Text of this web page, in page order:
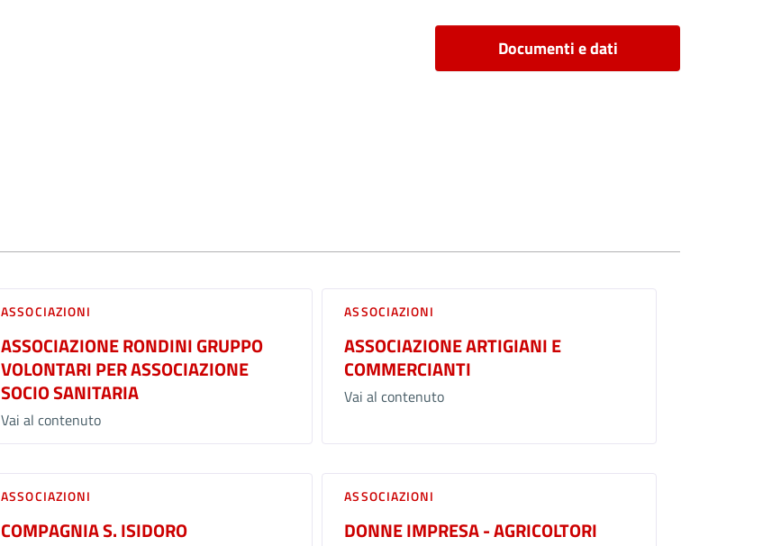
Documenti e dati
ASSOCIAZIONI
ASSOCIAZIONE RONDINI GRUPPO
VOLONTARI PER ASSOCIAZIONE
SOCIO SANITARIA
Vai al contenuto
ASSOCIAZIONI
ASSOCIAZIONE ARTIGIANI E
COMMERCIANTI
Vai al contenuto
ASSOCIAZIONI
COMPAGNIA S. ISIDORO
ASSOCIAZIONI
DONNE IMPRESA - AGRICOLTORI